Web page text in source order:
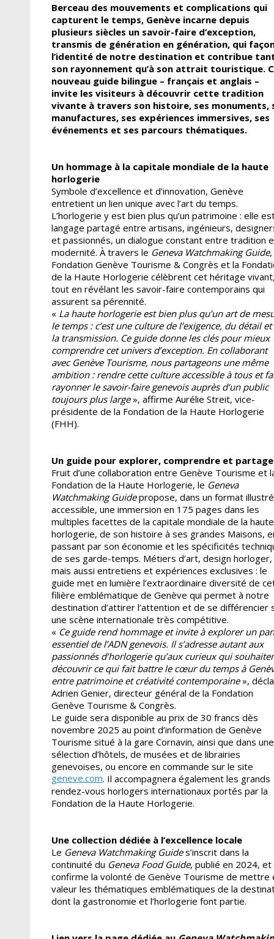
Berceau des mouvements et complications qui
capturent le temps, Genève incarne depuis
plusieurs siècles un savoir-faire d’exception,
transmis de génération en génération, qui
l’identité de notre destination et contribue
son rayonnement qu’à son attrait touristique.
nouveau guide bilingue – français et anglais –
invite les visiteurs à découvrir cette tradition
vivante à travers son histoire, ses monuments,
manufactures, ses expériences immersives, ses
événements et ses parcours thématiques.
Un hommage à la capitale mondiale de la haute
horlogerie
Symbole d’excellence et d’innovation, Genève
entretient un lien unique avec l’art du temps.
L’horlogerie y est bien plus qu’un patrimoine : elle
langage partagé entre artisans, ingénieurs,
et passionnés, un dialogue constant entre tradition
modernité. À travers le Geneva Watchmaking Guide,
Fondation Genève Tourisme & Congrès et la
de la Haute Horlogerie célèbrent cet héritage
tout en révélant les savoir-faire contemporains qui
assurent sa pérennité.
« La haute horlogerie est bien plus qu’un art de
le temps : c’est une culture de l’exigence, du détail et
la transmission. Ce guide donne les clés pour mieux
comprendre cet univers d’exception. En collaborant
avec Genève Tourisme, nous partageons une même
ambition : rendre cette culture accessible à tous et
rayonner le savoir-faire genevois auprès d’un public
toujours plus large», affirme Aurélie Streit, vice-
présidente de la Fondation de la Haute Horlogerie
(FHH).
Un guide pour explorer, comprendre et
Fruit d’une collaboration entre Genève Tourisme et
Fondation de la Haute Horlogerie, le Geneva
Watchmaking Guidepropose, dans un format
accessible, une immersion en 175 pages dans les
multiples facettes de la capitale mondiale de la haute
horlogerie, de son histoire à ses grandes Maisons,
passant par son économie et les spécificités
de ses garde-temps. Métiers d’art, design horloger,
mais aussi entretiens et expériences exclusives : le
guide met en lumière l’extraordinaire diversité de
filière emblématique de Genève qui permet à notre
destination d’attirer l’attention et de se différencier
une scène internationale très compétitive.
« Ce guide rend hommage et invite à explorer un pan
essentiel de l’ADN genevois. Il s’adresse autant aux
passionnés d’horlogerie qu’aux curieux qui
découvrir ce qui fait battre le cœur du temps à
entre patrimoine et créativité contemporaine»,
Adrien Genier, directeur général de la Fondation
Genève Tourisme & Congrès.
Le guide sera disponible au prix de 30 francs dès
novembre 2025 au point d’information de Genève
Tourisme situé à la gare Cornavin, ainsi que dans une
sélection d’hôtels, de musées et de librairies
genevoises, ou encore en commande sur le site
geneve.com. Il accompagnera également les grands
rendez-vous horlogers internationaux portés par la
Fondation de la Haute Horlogerie.
Une collection dédiée à l’excellence locale
Le Geneva Watchmaking Guides’inscrit dans la
continuité du Geneva Food Guide, publié en 2024, et
confirme la volonté de Genève Tourisme de mettre
valeur les thématiques emblématiques de la
dont la gastronomie et l’horlogerie font partie.